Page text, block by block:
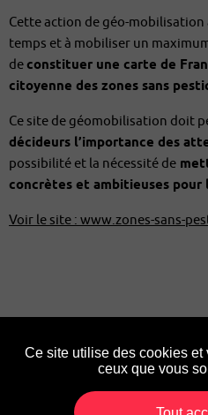
Cette action de géo-
temps et à mobiliser un
deconstituer une carte de
citoyenne des zones sans
Ce site de géomobilisation doit
décideurs l’importance des
possibilité et la nécessité de
concrètes et ambitieuses
Voir le site : www.zones-sans-
sur
Ce site utilise des cookies
ceux que vous